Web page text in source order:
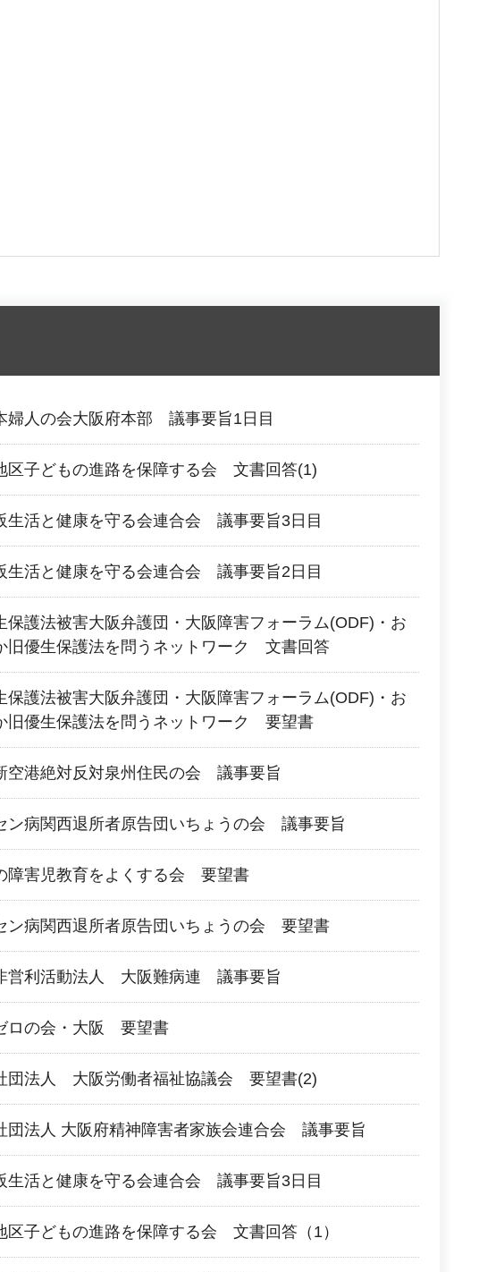
婦人の会大阪府本部 議事要旨1日目
区子どもの進路を保障する会 文書回答(1)
生活と健康を守る会連合会 議事要旨3日目
生活と健康を守る会連合会 議事要旨2日目
保護法被害大阪弁護団・大阪障害フォーラム(ODF)・お
旧優生保護法を問うネットワーク 文書回答
保護法被害大阪弁護団・大阪障害フォーラム(ODF)・お
旧優生保護法を問うネットワーク 要望書
空港絶対反対泉州住民の会 議事要旨
ン病関西退所者原告団いちょうの会 議事要旨
障害児教育をよくする会 要望書
ン病関西退所者原告団いちょうの会 要望書
営利活動法人 大阪難病連 議事要旨
ロの会・大阪 要望書
団法人 大阪労働者福祉協議会 要望書(2)
団法人 大阪府精神障害者家族会連合会 議事要旨
生活と健康を守る会連合会 議事要旨3日目
区子どもの進路を保障する会 文書回答（1）